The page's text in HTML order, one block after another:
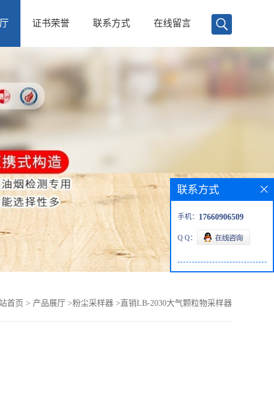
证书荣誉 联系方式 在线留言
首页 > 产品展厅 >粉尘采样器 >直销LB-2030大气颗粒物采样器
联系方式
手机： 17660906509
Q Q：